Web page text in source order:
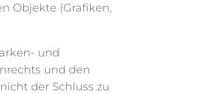
Objekte (Grafiken,
und
und den
der Schluss zu